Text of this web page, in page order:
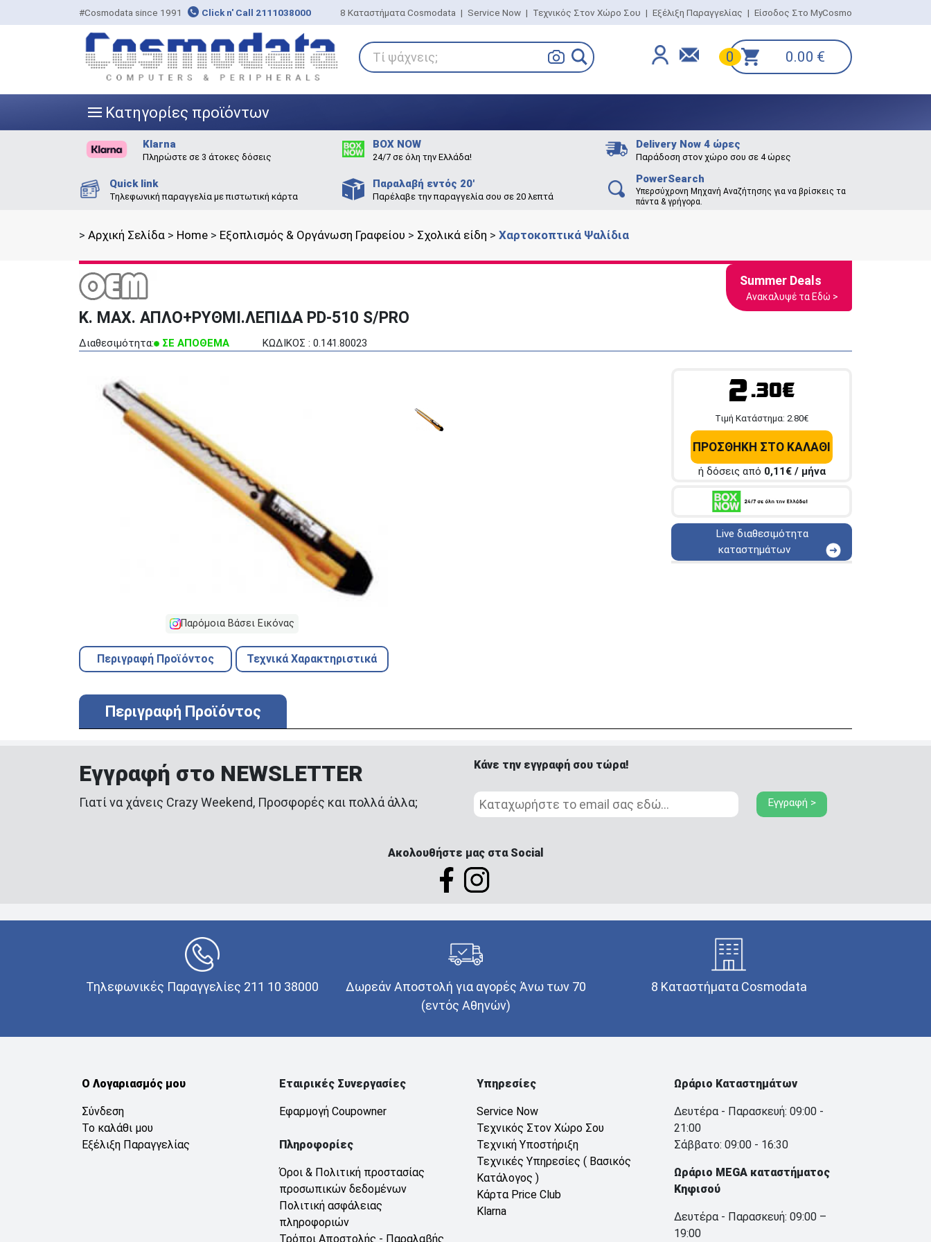
#Cosmodata since 1991 Click n' Call 2111038000 8 Καταστήματα Cosmodata | Service Now | Τεχνικός Στον Χώρο Σου | Εξέλιξη Παραγγελίας | Είσοδος Στο MyCosmo
Τί ψάχνεις; 0 0.00 €
||| Κατηγορίες προϊόντων
Klarna
Πληρώστε σε 3 άτοκες δόσεις
BOX NOW
24/7 σε όλη την Ελλάδα!
Delivery Now 4 ώρες
Παράδοση στον χώρο σου σε 4 ώρες
Quick link
Τηλεφωνική παραγγελία με πιστωτική κάρτα
Παραλαβή εντός 20'
Παρέλαβε την παραγγελία σου σε 20 λεπτά
PowerSearch
Υπερσύχρονη Μηχανή Αναζήτησης για να βρίσκεις τα
πάντα & γρήγορα.
> Αρχική Σελίδα > Home > Εξοπλισμός & Οργάνωση Γραφείου > Σχολικά είδη > Χαρτοκοπτικά Ψαλίδια
Summer Deals
Ανακαλυψέ τα Εδώ >
K. MAX. ΑΠΛΟ+ΡΥΘΜΙ.ΛΕΠΙΔΑ PD-510 S/PRO
Διαθεσιμότητα: ΣΕ ΑΠΟΘΕΜΑ ΚΩΔΙΚΟΣ : 0.141.80023
Παρόμοια Βάσει Εικόνας
Περιγραφή Προϊόντος Τεχνικά Χαρακτηριστικά
2.30€
Tιμή Κατάστημα: 2.80€
ΠΡΟΣΘΗΚΗ ΣΤΟ ΚΑΛΑΘΙ
ή δόσεις από 0,11€ / μήνα
Live διαθεσιμότητα
καταστημάτων
μεταβάλλεται συνεχώς
Περιγραφή Προϊόντος
Εγγραφή στο NEWSLETTER
Γιατί να χάνεις Crazy Weekend, Προσφορές και πολλά άλλα;
Κάνε την εγγραφή σου τώρα!
Εγγραφή >
Ακολουθήστε μας στα Social
Τηλεφωνικές Παραγγελίες 211 10 38000
Δωρεάν Αποστολή για αγορές Άνω των 70
(εντός Αθηνών)
8 Καταστήματα Cosmodata
Ο Λογαριασμός μου
Σύνδεση
Το καλάθι μου
Εξέλιξη Παραγγελίας
Εταιρικές Συνεργασίες
Εφαρμογή Coupowner
Πληροφορίες
Όροι & Πολιτική προστασίας
προσωπικών δεδομένων
Πολιτική ασφάλειας
πληροφοριών
Τρόποι Αποστολής - Παραλαβής
Υπηρεσίες
Service Now
Τεχνικός Στον Χώρο Σου
Τεχνική Υποστήριξη
Τεχνικές Υπηρεσίες ( Βασικός
Κατάλογος )
Κάρτα Price Club
Klarna
Ωράριο Καταστημάτων
Δευτέρα - Παρασκευή: 09:00 -
21:00
Σάββατο: 09:00 - 16:30
Ωράριο MEGA καταστήματος
Κηφισού
Δευτέρα - Παρασκευή: 09:00 –
19:00